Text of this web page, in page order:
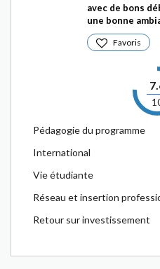
avec de bons
une bonne
Favoris
Pédagogie du programme
International
Vie étudiante
Réseau et insertion
Retour sur investissement